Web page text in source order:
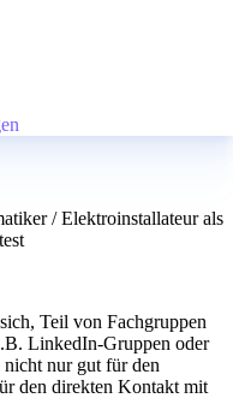
/ Elektroinstallateur als
Teil von Fachgruppen
LinkedIn-Gruppen oder
nur gut für den
den direkten Kontakt mit